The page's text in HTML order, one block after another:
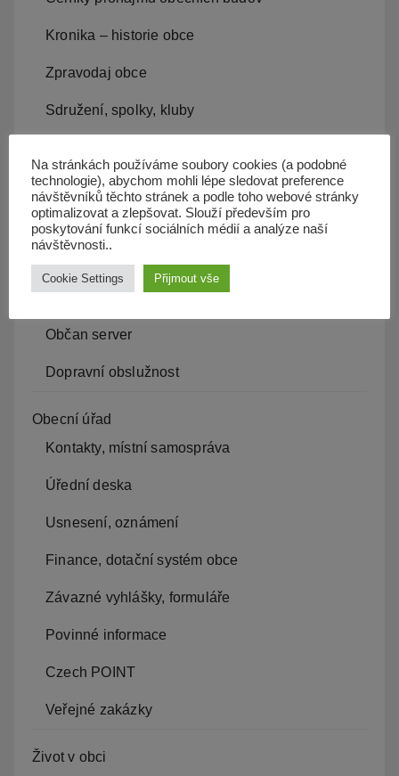
Kronika – historie obce
Zpravodaj obce
Sdružení, spolky, kluby
Projekty v obci, záměry
Kam s odpadem
Územní plán
Občan server
Dopravní obslužnost
Obecní úřad
Kontakty, místní samospráva
Úřední deska
Usnesení, oznámení
Finance, dotační systém obce
Závazné vyhlášky, formuláře
Povinné informace
Czech POINT
Veřejné zakázky
Život v obci
Na stránkách používáme soubory cookies (a podobné
technologie), abychom mohli lépe sledovat preference
návštěvníků těchto stránek a podle toho webové stránky
optimalizovat a zlepšovat. Slouží především pro
poskytování funkcí sociálních médií a analýze naší
návštěvnosti..
Cookie Settings Přijmout vše